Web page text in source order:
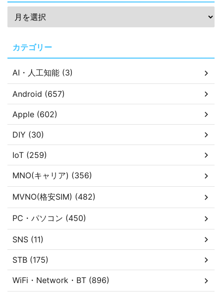
カテゴリー
AI・人工知能 (3)
Android (657)
Apple (602)
DIY (30)
IoT (259)
MNO(キャリア) (356)
MVNO(格安SIM) (482)
PC・パソコン (450)
SNS (11)
STB (175)
WiFi・Network・BT (896)